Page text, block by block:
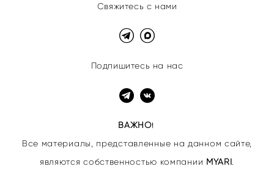
Свяжитесь с нами
Подпишитесь на нас
ВАЖНО!
Все материалы, представленные на данном сайте,
являются собственностью компании MYARI